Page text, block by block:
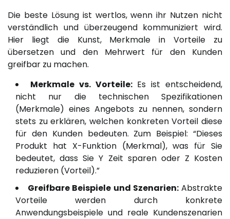
Die beste Lösung ist wertlos, wenn ihr Nutzen nicht
verständlich und überzeugend kommuniziert wird.
Hier liegt die Kunst, Merkmale in Vorteile zu
übersetzen und den Mehrwert für den Kunden
greifbar zu machen.
Merkmale vs. Vorteile:Es ist entscheidend,
nicht nur die technischen Spezifikationen
(Merkmale) eines Angebots zu nennen, sondern
stets zu erklären, welchen konkreten Vorteil diese
für den Kunden bedeuten. Zum Beispiel: “Dieses
Produkt hat X-Funktion (Merkmal), was für Sie
bedeutet, dass Sie Y Zeit sparen oder Z Kosten
reduzieren (Vorteil).”
Greifbare Beispiele und Szenarien:Abstrakte
Vorteile werden durch konkrete
Anwendungsbeispiele und reale Kundenszenarien